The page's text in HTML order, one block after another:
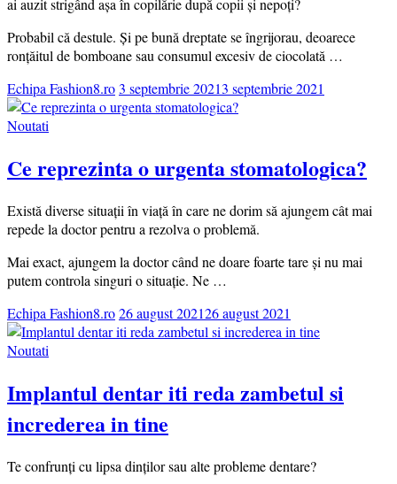
ai auzit strigând așa în copilărie după copii și nepoți?
Probabil că destule. Și pe bună dreptate se îngrijorau, deoarece
ronțăitul de bomboane sau consumul excesiv de ciocolată …
Echipa Fashion8.ro3 septembrie 20213 septembrie 2021
Noutati
Ce reprezinta o urgenta stomatologica?
Există diverse situații în viață în care ne dorim să ajungem cât mai
repede la doctor pentru a rezolva o problemă.
Mai exact, ajungem la doctor când ne doare foarte tare și nu mai
putem controla singuri o situație. Ne …
Echipa Fashion8.ro26 august 202126 august 2021
Noutati
Implantul dentar iti reda zambetul si
increderea in tine
Te confrunți cu lipsa dinților sau alte probleme dentare?